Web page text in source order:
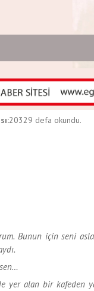
20329 defa okundu.
Bunun için seni
yer alan bir kafeden